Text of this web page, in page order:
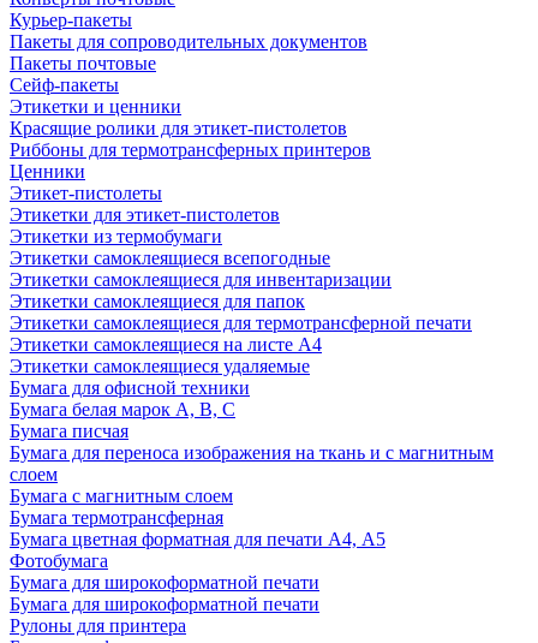
Курьер-пакеты
Пакеты для сопроводительных документов
Пакеты почтовые
Сейф-пакеты
Этикетки и ценники
Красящие ролики для этикет-пистолетов
Риббоны для термотрансферных принтеров
Ценники
Этикет-пистолеты
Этикетки для этикет-пистолетов
Этикетки из термобумаги
Этикетки самоклеящиеся всепогодные
Этикетки самоклеящиеся для инвентаризации
Этикетки самоклеящиеся для папок
Этикетки самоклеящиеся для термотрансферной печати
Этикетки самоклеящиеся на листе А4
Этикетки самоклеящиеся удаляемые
Бумага для офисной техники
Бумага белая марок А, В, С
Бумага писчая
Бумага для переноса изображения на ткань и с магнитным
слоем
Бумага с магнитным слоем
Бумага термотрансферная
Бумага цветная форматная для печати А4, А5
Фотобумага
Бумага для широкоформатной печати
Бумага для широкоформатной печати
Рулоны для принтера